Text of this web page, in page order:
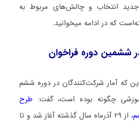
جدید انتخاب و چالش‌های مربوط به
که در ادامه میخوانید.
ششمین دوره فراخوان
که آمار شرکت‌کنندگان در دوره ششم
چگونه بوده است، گفت: طرح
، از ۲۹ آذرماه سال گذشته آغاز شد و تا